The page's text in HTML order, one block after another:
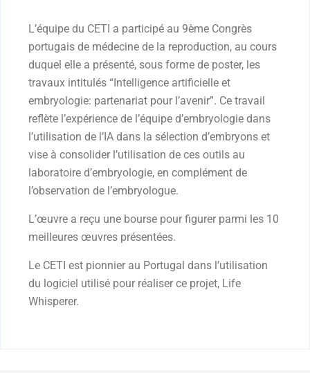
L’équipe du CETI a participé au 9ème Congrès
portugais de médecine de la reproduction, au cours
duquel elle a présenté, sous forme de poster, les
travaux intitulés “Intelligence artificielle et
embryologie: partenariat pour l’avenir”. Ce travail
reflète l’expérience de l’équipe d’embryologie dans
l’utilisation de l’IA dans la sélection d’embryons et
vise à consolider l’utilisation de ces outils au
laboratoire d’embryologie, en complément de
l’observation de l’embryologue.
L’œuvre a reçu une bourse pour figurer parmi les 10
meilleures œuvres présentées.
Le CETI est pionnier au Portugal dans l’utilisation
du logiciel utilisé pour réaliser ce projet, Life
Whisperer.